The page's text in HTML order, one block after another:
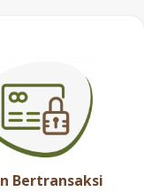
Bertransaksi